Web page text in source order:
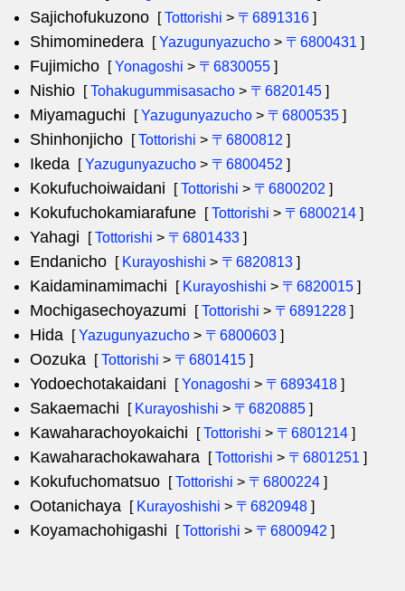
Sajichofukuzono [Tottorishi > 〒6891316 ]
Shimominedera [Yazugunyazucho > 〒6800431 ]
Fujimicho [Yonagoshi > 〒6830055 ]
Nishio [Tohakugummisasacho > 〒6820145 ]
Miyamaguchi [Yazugunyazucho > 〒6800535 ]
Shinhonjicho [Tottorishi > 〒6800812 ]
Ikeda [Yazugunyazucho > 〒6800452 ]
Kokufuchoiwaidani [Tottorishi > 〒6800202 ]
Kokufuchokamiarafune [Tottorishi > 〒6800214 ]
Yahagi [Tottorishi > 〒6801433 ]
Endanicho [ Kurayoshishi > 〒6820813 ]
Kaidaminamimachi [ Kurayoshishi > 〒6820015 ]
Mochigasechoyazumi [Tottorishi > 〒6891228 ]
Hida [Yazugunyazucho > 〒6800603 ]
Oozuka [Tottorishi > 〒6801415 ]
Yodoechotakaidani [Yonagoshi > 〒6893418 ]
Sakaemachi [ Kurayoshishi > 〒6820885 ]
Kawaharachoyokaichi [Tottorishi > 〒6801214 ]
Kawaharachokawahara [Tottorishi > 〒6801251 ]
Kokufuchomatsuo [Tottorishi > 〒6800224 ]
Ootanichaya [ Kurayoshishi > 〒6820948 ]
Koyamachohigashi [Tottorishi > 〒6800942 ]